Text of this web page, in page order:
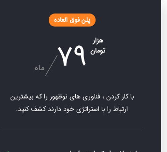
پلن فوق العاده
هزار
تومان 79 ماه
با کار کردن ، فناوری های نوظهور را که بیشترین
ارتباط را با استراتژی خود دارند کشف کنید.